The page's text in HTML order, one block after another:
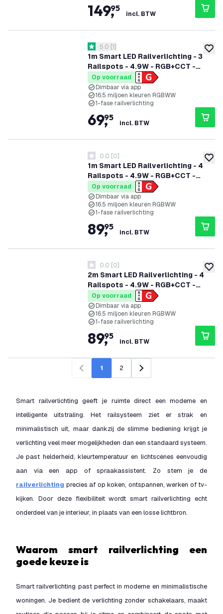
149,
95
incl. BTW
1m Smart LED Railverlichting - 3
Railspots - 4.9W - RGB+CCT -
Dimbaar - 1-Fase Railsysteem -
Zwart
reviews drawer openen
5 score sterren
5.0 [1]
Op voorraad
Dimbaar via app
16.5 miljoen kleuren RGBWW
1-fase railverlichting
69,
95
incl. BTW
1m Smart LED Railverlichting - 4
Railspots - 4.9W - RGB+CCT -
Dimbaar - 1-Fase Railsysteem -
Zwart
0 score sterren
0.0 [0]
Op voorraad
Dimbaar via app
16.5 miljoen kleuren RGBWW
1-fase railverlichting
89,
95
incl. BTW
2m Smart LED Railverlichting - 4
Railspots - 4.9W - RGB+CCT -
Dimbaar - 1-Fase Railsysteem -
Zwart
0 score sterren
0.0 [0]
Op voorraad
Dimbaar via app
16.5 miljoen kleuren RGBWW
1-fase railverlichting
89,
95
incl. BTW
Vorige1 2 Volgende
Smart railverlichting geeft je ruimte direct een moderne en
intelligente uitstraling. Het railsysteem ziet er strak en
minimalistisch uit, maar dankzij de slimme bediening krijgt je
verlichting veel meer mogelijkheden dan een standaard systeem.
Je past helderheid, kleurtemperatuur en lichtscènes eenvoudig
aan via een app of spraakassistent. Zo stem je de
railverlichting precies af op koken, ontspannen, werken of tv-
kijken. Door deze flexibiliteit wordt smart railverlichting echt
onderdeel van je interieur, in plaats van een losse lichtbron.
Waarom smart railverlichting een
goede keuze is
Smart railverlichting past perfect in moderne en minimalistische
woningen. Je bedient de verlichting zonder schakelaars, maakt